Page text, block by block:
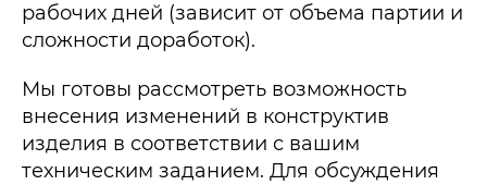
рабочих дней (зависит от объема партии и
сложности доработок).
Мы готовы рассмотреть возможность
внесения изменений в конструктив
изделия в соответствии с вашим
техническим заданием. Для обсуждения